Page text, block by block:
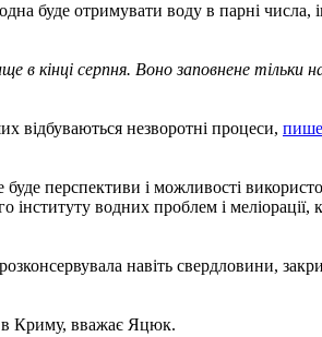
буде отримувати воду в парні
в кінці серпня. Воно заповнене тільки
відбуваються незворотні процеси, пише
перспективи і можливості
інституту водних проблем і
навіть свердловини,
в Криму, вважає Яцюк.